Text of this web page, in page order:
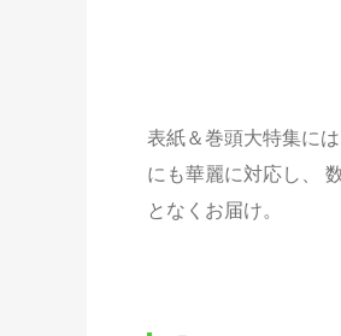
表紙＆巻頭大特集に
にも華麗に対応し、
となくお届け。